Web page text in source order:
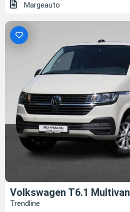
Margeauto
Volkswagen T6.1 Multivan
Trendline